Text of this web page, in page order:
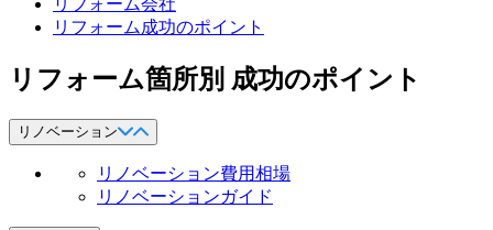
リフォーム会社
リフォーム成功のポイント
リフォーム箇所別 成功のポイント
リノベーション
リノベーション費用相場
リノベーションガイド